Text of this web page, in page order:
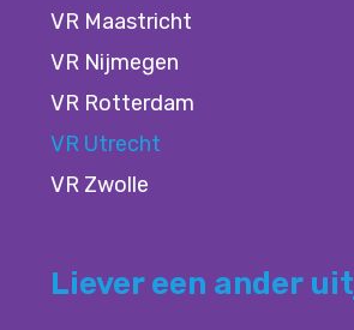
VR Maastricht
VR Nijmegen
VR Rotterdam
VR Utrecht
VR Zwolle
Liever een ander